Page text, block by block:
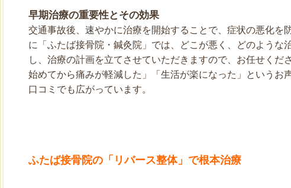
早期治療の重要性とその効果
交通事故後、速やかに治療を開始することで、症状の悪化を
に「ふたば接骨院・鍼灸院」では、どこが悪く、どのような
し、治療の計画を立てさせていただきますので、お任せくだ
始めてから痛みが軽減した」「生活が楽になった」というお
口コミでも広がっています。
ふたば接骨院の「リバース整体」で根本治療